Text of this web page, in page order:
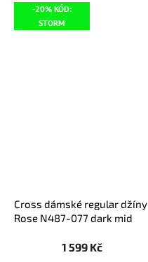
-20% KÓD:
STORM
Cross dámské regular džíny
Rose N487-077 dark mid
1 599 Kč